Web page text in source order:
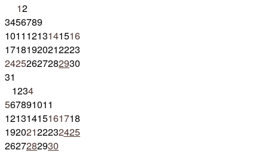
12
3456789
10111213141516
17181920212223
24252627282930
31
1234
567891011
12131415161718
19202122232425
2627282930